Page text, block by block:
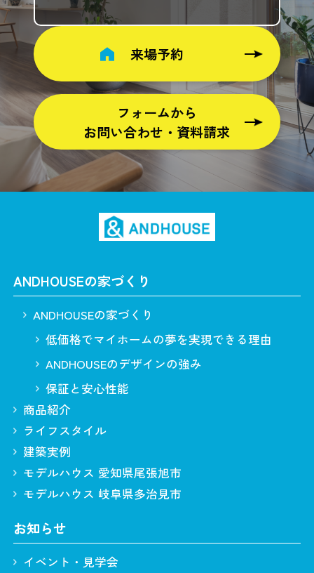
来場予約
フォームから
お問い合わせ・資料請求
ANDHOUSEの家づくり
ANDHOUSEの家づくり
低価格でマイホームの夢を実現できる理由
ANDHOUSEのデザインの強み
保証と安心性能
商品紹介
ライフスタイル
建築実例
モデルハウス 愛知県尾張旭市
モデルハウス 岐阜県多治見市
お知らせ
イベント・見学会